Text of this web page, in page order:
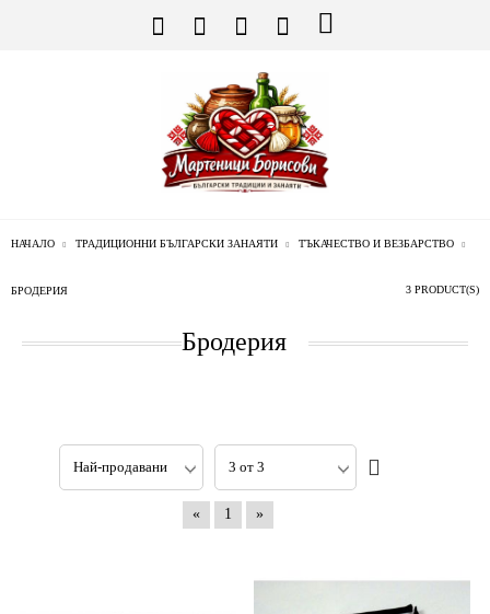
НАЧАЛО ТРАДИЦИОННИ БЪЛГАРСКИ ЗАНАЯТИ ТЪКАЧЕСТВО И ВЕЗБАРСТВО
БРОДЕРИЯ 3 PRODUCT(S)
Бродерия
« 1 »